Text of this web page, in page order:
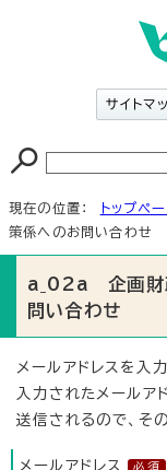
サイトマ
現在の位置： トップペ
策係へのお問い合わせ
a_02a 企画財
問い合わせ
メールアドレスを入
入力されたメールア
送信されるので、そ
メールアドレス